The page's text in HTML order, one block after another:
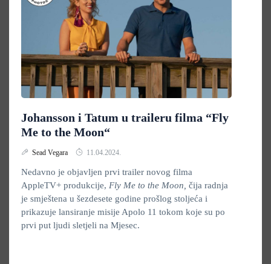
Johansson i Tatum u traileru filma “Fly
Me to the Moon“
Sead Vegara 11.04.2024.
Nedavno je objavljen prvi trailer novog filma
AppleTV+ produkcije, Fly Me to the Moon, čija radnja
je smještena u šezdesete godine prošlog stoljeća i
prikazuje lansiranje misije Apolo 11 tokom koje su po
prvi put ljudi sletjeli na Mjesec.